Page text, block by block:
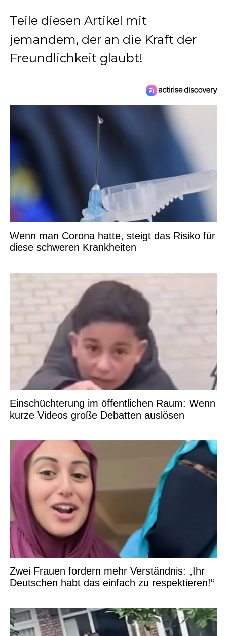
Teile diesen Artikel mit
jemandem, der an die Kraft der
Freundlichkeit glaubt!
Wenn man Corona hatte, steigt das Risiko für
diese schweren Krankheiten
Einschüchterung im öffentlichen Raum: Wenn
kurze Videos große Debatten auslösen
Zwei Frauen fordern mehr Verständnis: „Ihr
Deutschen habt das einfach zu respektieren!“